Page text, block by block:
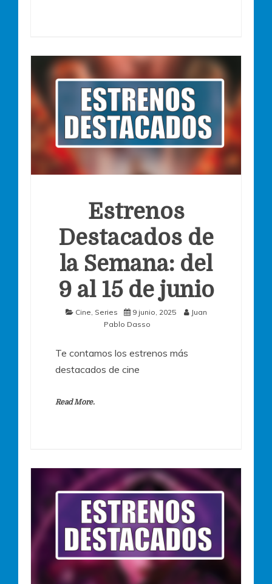
Estrenos
Destacados de
la Semana: del
9 al 15 de junio
Cine Series 9 junio, 2025
Juan
Pablo Dasso
Te contamos los estrenos más
destacados de cine
Read More.